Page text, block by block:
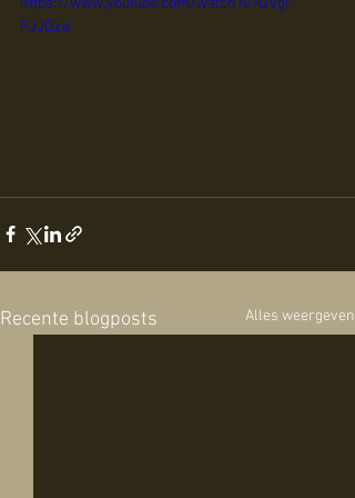
https://www.youtube.com/watch?v=QVgl-
FJJOzo
Recente blogposts Alles weergeven